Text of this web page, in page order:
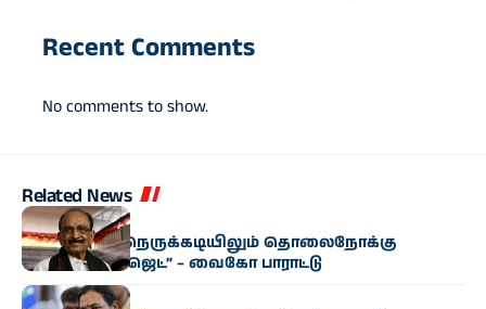
Recent Comments
No comments to show.
Related News
அரசியல்
“மிகுந்த நிதி நெருக்கடியிலும் தொலைநோக்கு
வேளாண் பட்ஜெட்” – வைகோ பாராட்டு
அரசியல்